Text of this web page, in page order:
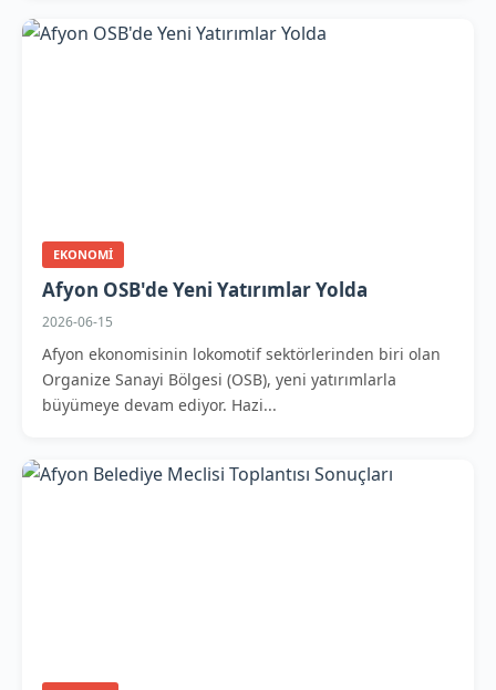
EKONOMI
Afyon OSB'de Yeni Yatırımlar Yolda
2026-06-15
Afyon ekonomisinin lokomotif sektörlerinden biri olan
Organize Sanayi Bölgesi (OSB), yeni yatırımlarla
büyümeye devam ediyor. Hazi...